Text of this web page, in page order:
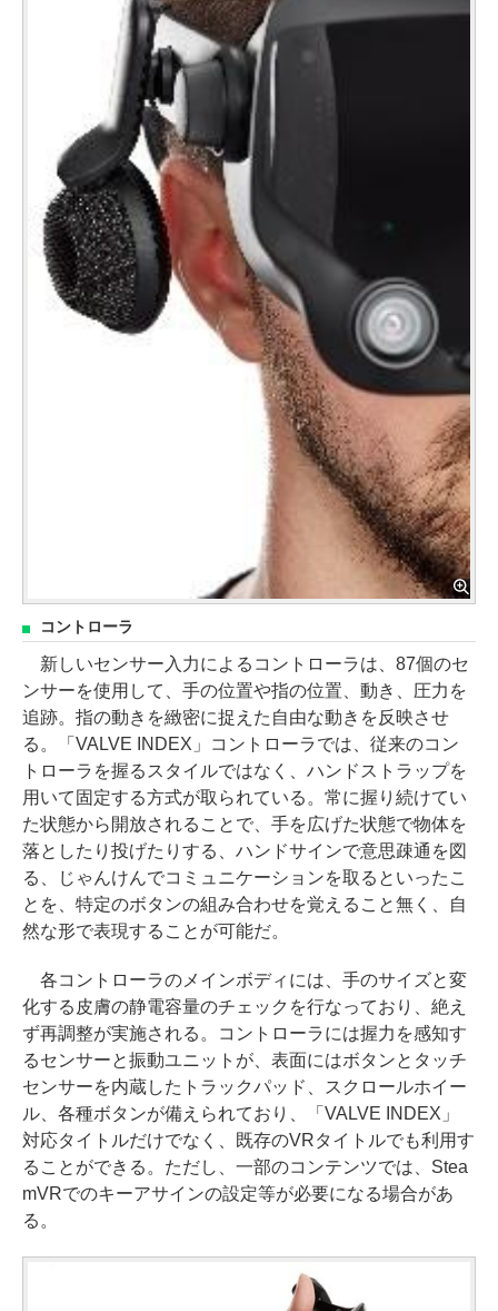
コントローラ
新しいセンサー入力によるコントローラは、87個のセ
ンサーを使用して、手の位置や指の位置、動き、圧力を
追跡。指の動きを緻密に捉えた自由な動きを反映させ
る。「VALVE INDEX」コントローラでは、従来のコン
トローラを握るスタイルではなく、ハンドストラップを
用いて固定する方式が取られている。常に握り続けてい
た状態から開放されることで、手を広げた状態で物体を
落としたり投げたりする、ハンドサインで意思疎通を図
る、じゃんけんでコミュニケーションを取るといったこ
とを、特定のボタンの組み合わせを覚えること無く、自
然な形で表現することが可能だ。
各コントローラのメインボディには、手のサイズと変
化する皮膚の静電容量のチェックを行なっており、絶え
ず再調整が実施される。コントローラには握力を感知す
るセンサーと振動ユニットが、表面にはボタンとタッチ
センサーを内蔵したトラックパッド、スクロールホイー
ル、各種ボタンが備えられており、「VALVE INDEX」
対応タイトルだけでなく、既存のVRタイトルでも利用す
ることができる。ただし、一部のコンテンツでは、Stea
mVRでのキーアサインの設定等が必要になる場合があ
る。